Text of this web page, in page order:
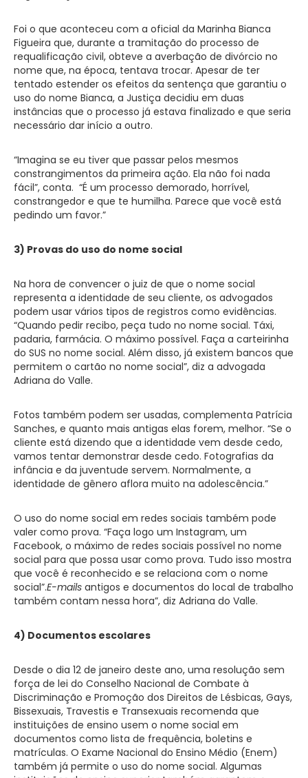
Foi o que aconteceu com a oficial da Marinha Bianca
Figueira que, durante a tramitação do processo de
requalificação civil, obteve a averbação de divórcio no
nome que, na época, tentava trocar. Apesar de ter
tentado estender os efeitos da sentença que garantiu o
uso do nome Bianca, a Justiça decidiu em duas
instâncias que o processo já estava finalizado e que seria
necessário dar início a outro.
“Imagina se eu tiver que passar pelos mesmos
constrangimentos da primeira ação. Ela não foi nada
fácil”, conta. “É um processo demorado, horrível,
constrangedor e que te humilha. Parece que você está
pedindo um favor.”
3) Provas do uso do nome social
Na hora de convencer o juiz de que o nome social
representa a identidade de seu cliente, os advogados
podem usar vários tipos de registros como evidências.
“Quando pedir recibo, peça tudo no nome social. Táxi,
padaria, farmácia. O máximo possível. Faça a carteirinha
do SUS no nome social. Além disso, já existem bancos que
permitem o cartão no nome social”, diz a advogada
Adriana do Valle.
Fotos também podem ser usadas, complementa Patrícia
Sanches, e quanto mais antigas elas forem, melhor. “Se o
cliente está dizendo que a identidade vem desde cedo,
vamos tentar demonstrar desde cedo. Fotografias da
infância e da juventude servem. Normalmente, a
identidade de gênero aflora muito na adolescência.”
O uso do nome social em redes sociais também pode
valer como prova. “Faça logo um Instagram, um
Facebook, o máximo de redes sociais possível no nome
social para que possa usar como prova. Tudo isso mostra
que você é reconhecido e se relaciona com o nome
social”.E-mails antigos e documentos do local de trabalho
também contam nessa hora”, diz Adriana do Valle.
4) Documentos escolares
Desde o dia 12 de janeiro deste ano, uma resolução sem
força de lei do Conselho Nacional de Combate à
Discriminação e Promoção dos Direitos de Lésbicas, Gays,
Bissexuais, Travestis e Transexuais recomenda que
instituições de ensino usem o nome social em
documentos como lista de frequência, boletins e
matrículas. O Exame Nacional do Ensino Médio (Enem)
também já permite o uso do nome social. Algumas